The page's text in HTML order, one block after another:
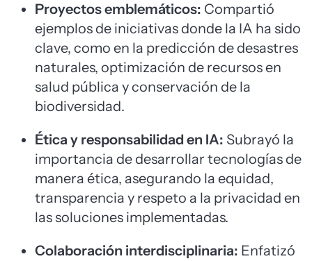
Proyectos emblemáticos: Compartió
ejemplos de iniciativas donde la IA ha sido
clave, como en la predicción de desastres
naturales, optimización de recursos en
salud pública y conservación de la
biodiversidad.
Ética y responsabilidad en IA: Subrayó la
importancia de desarrollar tecnologías de
manera ética, asegurando la equidad,
transparencia y respeto a la privacidad en
las soluciones implementadas.
Colaboración interdisciplinaria: Enfatizó